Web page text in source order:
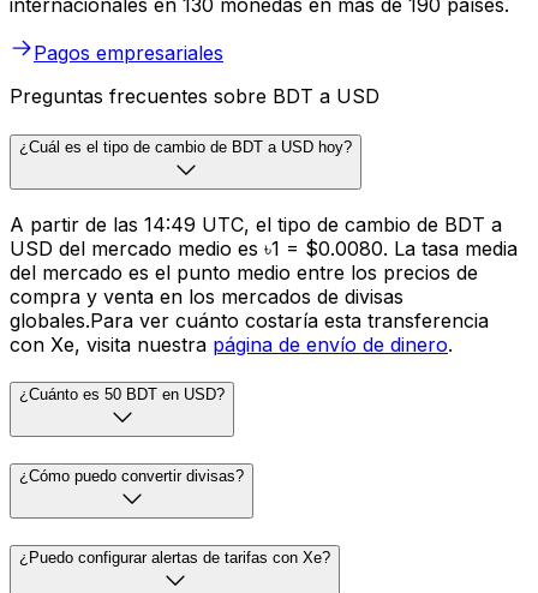
internacionales en 130 monedas en más de 190 países.
Pagos empresariales
Preguntas frecuentes sobre BDT a USD
¿Cuál es el tipo de cambio de BDT a USD hoy?
A partir de las 14:49 UTC, el tipo de cambio de BDT a
USD del mercado medio es ৳1 = $0.0080. La tasa media
del mercado es el punto medio entre los precios de
compra y venta en los mercados de divisas
globales.Para ver cuánto costaría esta transferencia
con Xe, visita nuestra página de envío de dinero.
¿Cuánto es 50 BDT en USD?
¿Cómo puedo convertir divisas?
¿Puedo configurar alertas de tarifas con Xe?